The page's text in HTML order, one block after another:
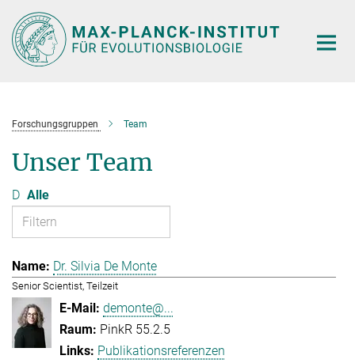
Hauptinhalt
Forschungsgruppen Team
Unser Team
D Alle
Dr. Silvia De Monte
Senior Scientist, Teilzeit
demonte@...
PinkR 55.2.5
Publikationsreferenzen